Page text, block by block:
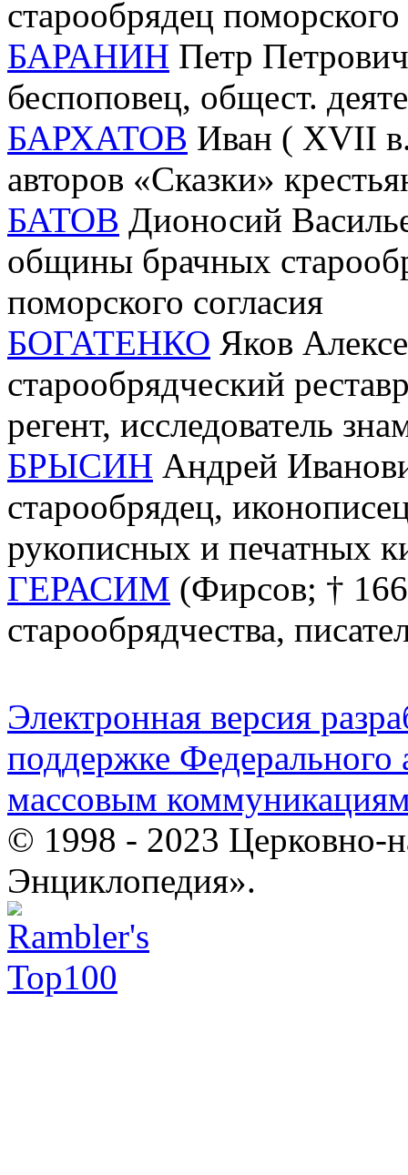
старообрядец поморского
БАРАНИН Петр
беспоповец, общест.
БАРХАТОВ Иван ( XVII
авторов «Сказки»
БАТОВ Дионосий
общины брачных
поморского согласия
БОГАТЕНКО Яков
старообрядческий
регент, исследователь
БРЫСИН Андрей
старообрядец,
рукописных и печатных
ГЕРАСИМ (Фирсов; †
старообрядчества,
Электронная версия
поддержке Федерального
массовым
© 1998 - 2023 Церковно-
Энциклопедия».